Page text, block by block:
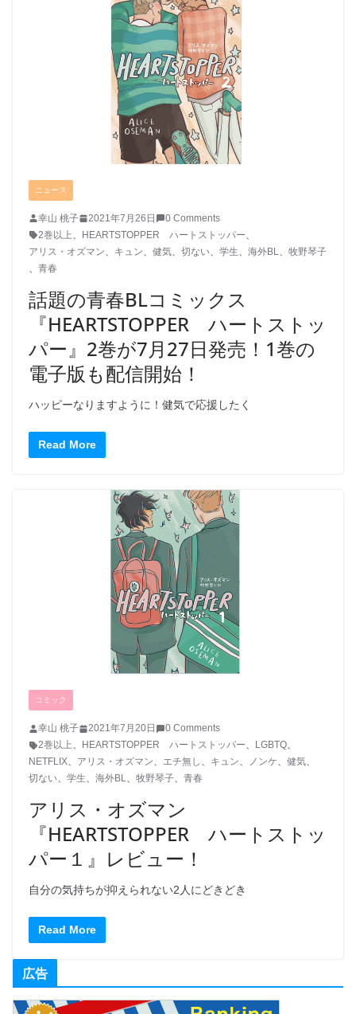
ニュース
幸山 桃子 2021年7月26日
0 Comments
2巻以上
HEARTSTOPPER ハートストッパー
アリス・オズマン
キュン 健気 切ない 学生 海外BL
牧野琴子
青春
話題の青春BLコミックス
『HEARTSTOPPER ハートストッ
パー』2巻が7月27日発売！1巻の
電子版も配信開始！
ハッピーなりますように！健気で応援したく
Read More
コミック
幸山 桃子 2021年7月20日
0 Comments
2巻以上、 HEARTSTOPPER ハートストッパー、 LGBTQ、
NETFLIX、 アリス・オズマン、 エチ無し 、 キュン、 ノンケ、 健気、
切ない、 学生、 海外BL、 牧野琴子、 青春
アリス・オズマン
『HEARTSTOPPER ハートストッ
パー１』レビュー！
自分の気持ちが抑えられない2人にどきどき
Read More
広告